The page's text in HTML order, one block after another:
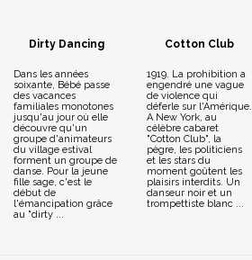
Dirty Dancing
Dans les années
soixante, Bébé passe
des vacances
familiales monotones
jusqu'au jour où elle
découvre qu'un
groupe d'animateurs
du village estival
forment un groupe de
danse. Pour la jeune
fille sage, c'est le
début de
l'émancipation grâce
au "dirty ...
Cotton Club
1919. La prohibition a
engendré une vague
de violence qui
déferle sur l'Amérique.
A New York, au
célèbre cabaret
"Cotton Club", la
pègre, les politiciens
et les stars du
moment goûtent les
plaisirs interdits. Un
danseur noir et un
trompettiste blanc ...